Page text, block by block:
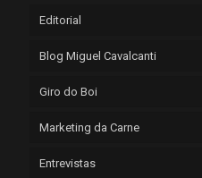
Editorial
Blog Miguel Cavalcanti
Giro do Boi
Marketing da Carne
Entrevistas